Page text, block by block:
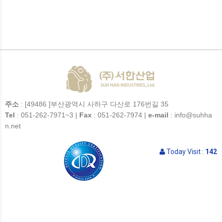
주소 : [49486 ]부산광역시 사하구 다산로 176번길 35
Tel : 051-262-7971~3 | Fax : 051-262-7974 | e-mail : info@suhha
n.net
Today Visit : 142